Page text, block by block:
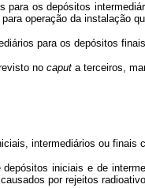
os depósitos
operação da instalação
para os depósitos
no caput a terceiros,
intermediários ou
iniciais e de
por rejeitos